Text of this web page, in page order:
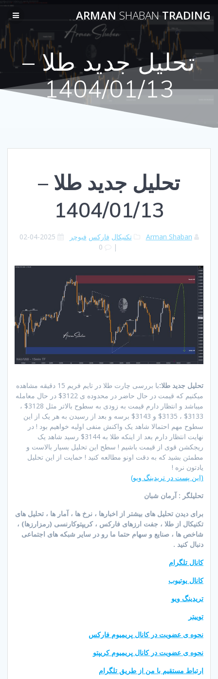
to
content
ARMAN SHABANTRADING
تحلیل جدید طلا –
1404/01/13
تحلیل جدید طلا –
1404/01/13
Arman Shaban تکنیکال فارکس فیوچر
2025-04-02
|
0
تحلیل جدید طلا:
با بررسی چارت طلا در تایم فریم 15 دقیقه مشاهده
میکنیم که قیمت در حال حاضر در محدوده ی 3122$ در حال معامله
میباشد و انتظار دارم قیمت به زودی به سطوح بالاتر مثل 3128$ ،
3133$ ، 3135$ و 3143$ برسه و بعد از رسیدن به هر یک از این
سطوح مهم احتمالا شاهد یک واکنش منفی اولیه خواهیم بود ! در
نهایت انتظار دارم بعد از اینکه طلا به 3144$ رسید شاهد یک
ریجکشن قوی از قیمت باشیم ! سطح این تحلیل بسیار بالاست و
مطمئن بشید که به دقت اونو مطالعه کنید ! حمایت از این تحلیل
یادتون نره !
(این پست در تریدینگ ویو)
تحلیلگر : آرمان شبان
برای دیدن تحلیل های بیشتر از اخبارها ، نرخ ها ، آمار ها ، تحلیل های
تکنیکال از طلا ، جفت ارزهای فارکس ، کریپتوکارنسی (رمزارزها) ،
شاخص ها ، صنایع و سهام حتما ما رو در سایر شبکه های اجتماعی
دنبال کنید .
کانال تلگرام
کانال یوتیوب
تریدینگ ویو
توییتر
نحوه ی عضویت در کانال پریمیوم فارکس
نحوه ی عضویت در کانال پریمیوم کریپتو
ارتباط مستقیم با من از طریق تلگرام